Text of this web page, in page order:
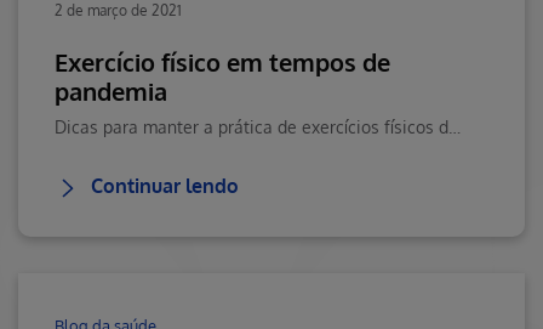
2 de março de 2021
Exercício físico em tempos de
pandemia
Continuar lendo